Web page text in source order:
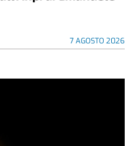
7 AGOSTO 2026